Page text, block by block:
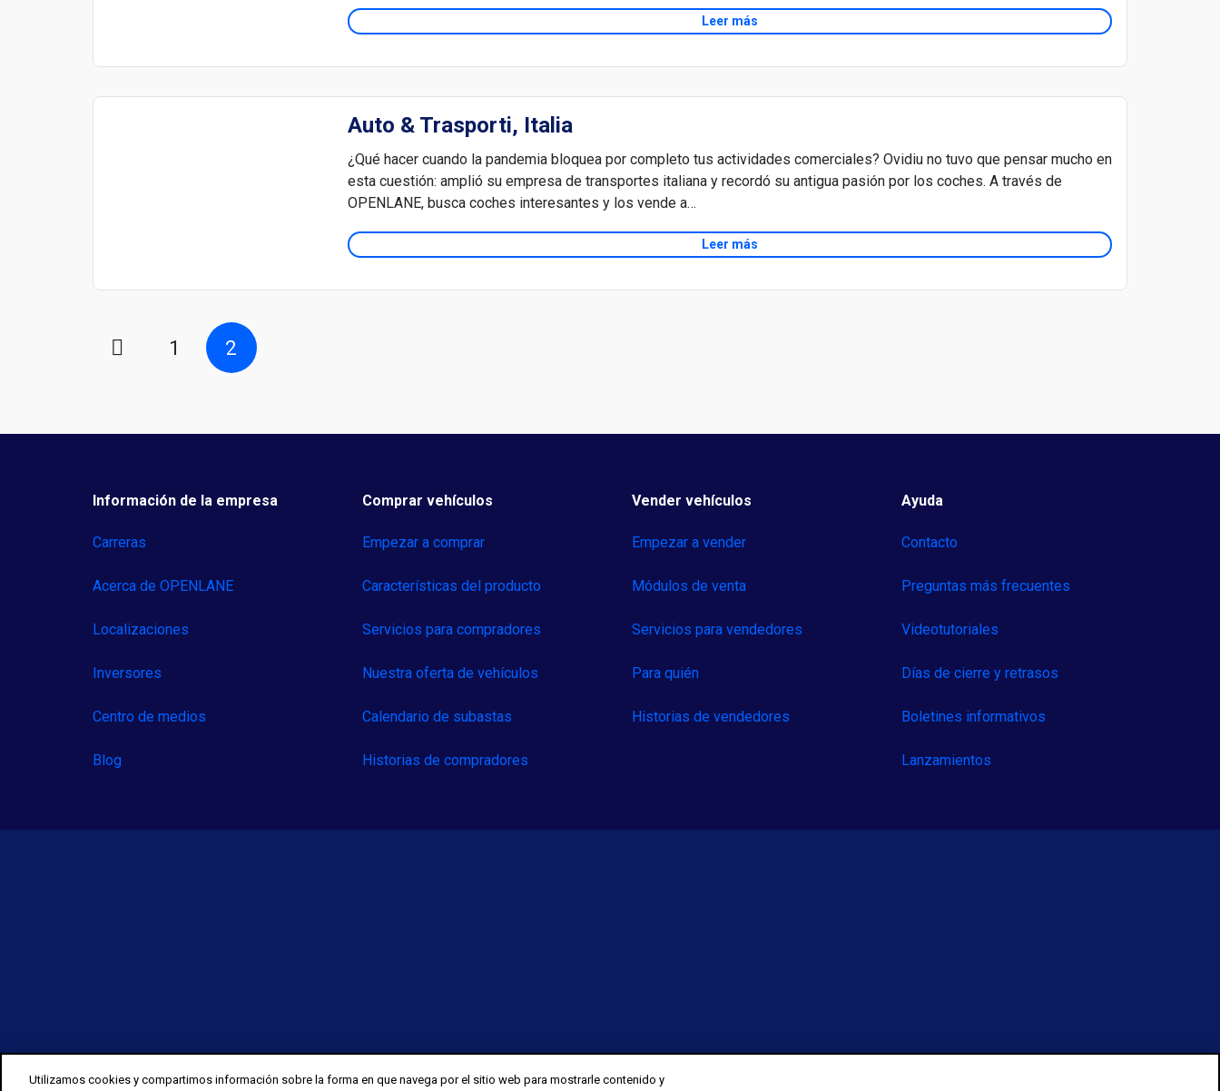
Leer más
Auto & Trasporti, Italia
¿Qué hacer cuando la pandemia bloquea por completo tus actividades comerciales? Ovidiu no tuvo que pensar mucho en
esta cuestión: amplió su empresa de transportes italiana y recordó su antigua pasión por los coches. A través de
OPENLANE, busca coches interesantes y los vende a…
Leer más
1 2
Información de la empresa
Carreras
Acerca de OPENLANE
Localizaciones
Inversores
Centro de medios
Blog
Comprar vehículos
Empezar a comprar
Características del producto
Servicios para compradores
Nuestra oferta de vehículos
Calendario de subastas
Historias de compradores
Vender vehículos
Empezar a vender
Módulos de venta
Servicios para vendedores
Para quién
Historias de vendedores
Ayuda
Contacto
Preguntas más frecuentes
Videotutoriales
Días de cierre y retrasos
Boletines informativos
Lanzamientos
© 2025 OPENLANE. Todos los derechos
Utilizamos cookies y compartimos información sobre la forma en que navega por el sitio web para mostrarle contenido y